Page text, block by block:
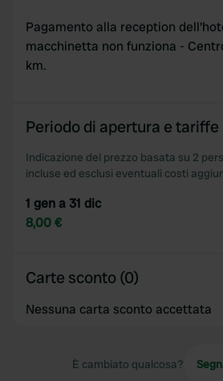
Pagamento alla reception
macchinetta non funziona -
km.
Periodo di apertura e tariffe
Indicazione del prezzo basata su 2
incluse ed esclusi eventuali costi
1 gen a 31 dic
8,00 €
Carte sconto (0)
Nessuna carta sconto accettata
È cambiato qualcosa?